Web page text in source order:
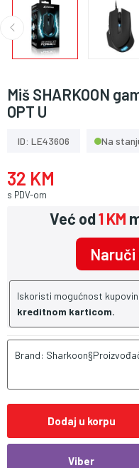
Miš SHARKOON
OPT U
ID: LE43606 Na
32 KM
s PDV-om
Već od1 KM
Iskoristi mogućnost
kreditnom karticom.
Brand:
Dodaj u korpu
Viber